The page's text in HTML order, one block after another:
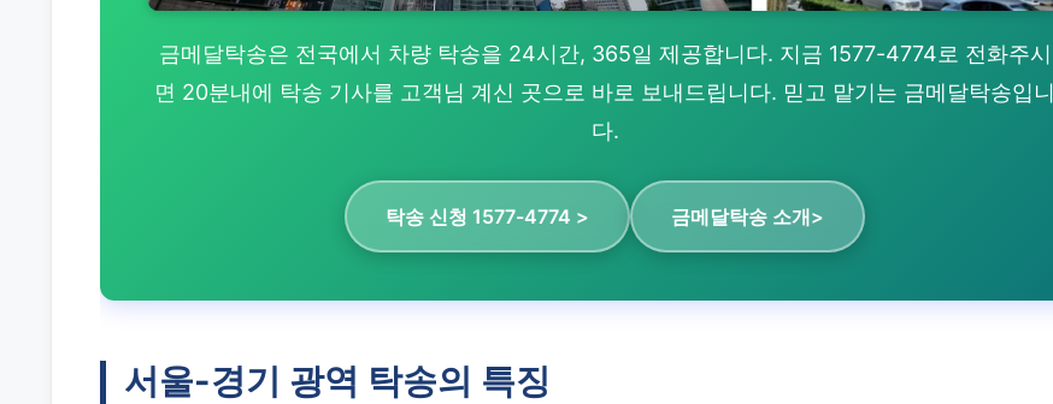
금메달탁송은 전국에서 차량 탁송을 24시간, 365일 제공합니다. 지금 1577-4774로 전화주시
면 20분내에 탁송 기사를 고객님 계신 곳으로 바로 보내드립니다. 믿고 맡기는 금메달탁송입니
다.
탁송 신청 1577-4774 > 금메달탁송 소개>
서울-경기 광역 탁송의 특징